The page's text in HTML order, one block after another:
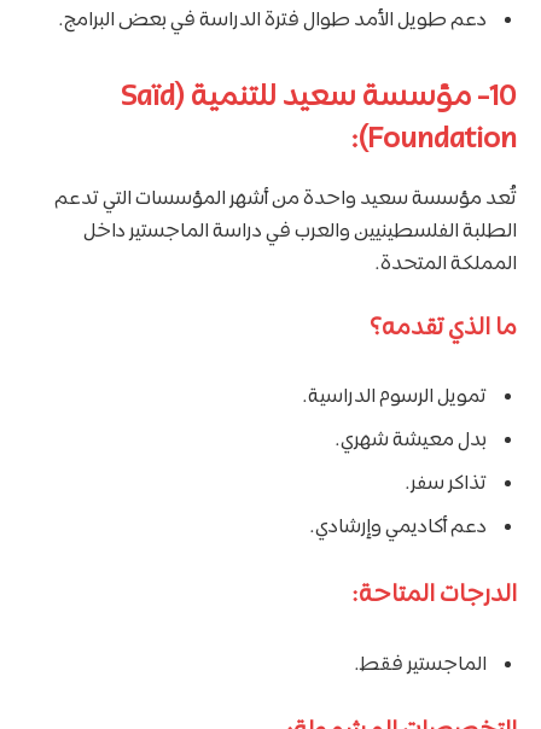
دعم طويل الأمد طوال فترة الدراسة في بعض البرامج.
10- مؤسسة سعيد للتنمية (Saïd
Foundation):
تُعد مؤسسة سعيد واحدة من أشهر المؤسسات التي تدعم
الطلبة الفلسطينيين والعرب في دراسة الماجستير داخل
المملكة المتحدة.
ما الذي تقدمه؟
تمويل الرسوم الدراسية.
بدل معيشة شهري.
تذاكر سفر.
دعم أكاديمي وإرشادي.
الدرجات المتاحة:
الماجستير فقط.